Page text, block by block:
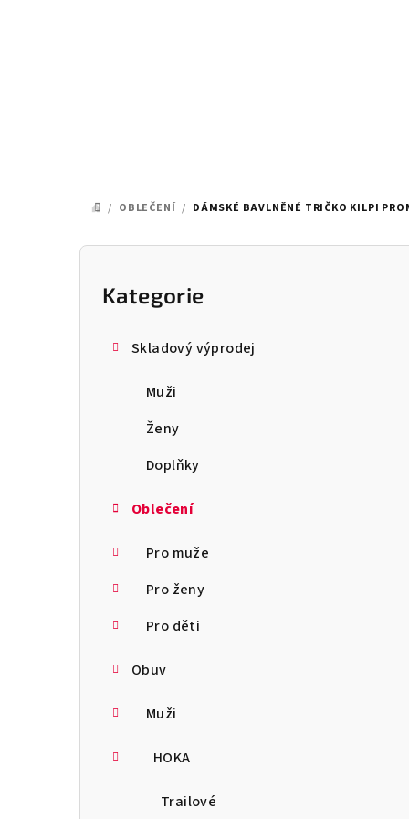
DOMŮ
/ OBLEČENÍ / DÁMSKÉ BAVLNĚNÉ TRIČKO KILPI
P
Přeskočit
kategorie
Kategorie
Skladový výprodej
Muži
Ženy
Doplňky
Oblečení
Pro muže
Pro ženy
Pro děti
Obuv
Muži
HOKA
Trailové